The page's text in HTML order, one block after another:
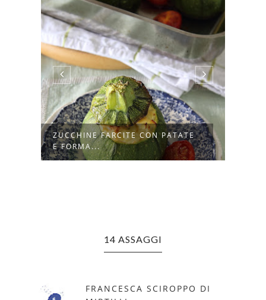
FRITTATA DI ZUCCHINE,
CIPOLLOTTI E ...
14 ASSAGGI
FRANCESCA SCIROPPO DI